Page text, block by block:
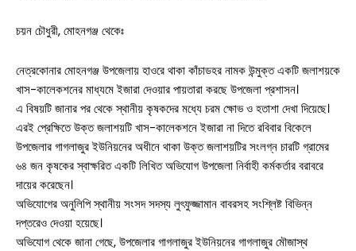
চয়ন চৌধুরী, মোহনগঞ্জ থেকেঃ
নেত্রকোনার মোহনগঞ্জ উপজেলায় হাওরে থাকা কাঁচাডহর নামক উন্মুক্ত একটি জলাশয়কে
খাস-কালেকশনের মাধ্যমে ইজারা দেওয়ার পায়তারা করছে উপজেলা প্রশাসন।
এ বিষয়টি জানার পর থেকে স্থানীয় কৃষকদের মধ্যে চরম ক্ষোভ ও হতাশা দেখা দিয়েছে।
এরই প্রেক্ষিতে উক্ত জলাশয়টি খাস-কালেকশনে ইজারা না দিতে রবিবার বিকেলে
উপজেলার গাগলাজুর ইউনিয়নের অধীনে থাকা উক্ত জলাশয়টির সংলগ্ন চারটি গ্রামের
৬৪ জন কৃষকের স্বাক্ষরিত একটি লিখিত অভিযোগ উপজেলা নির্বাহী কর্মকর্তার বরাবরে
দায়ের করেছেন।
অভিযোগের অনুলিপি স্থানীয় সংসদ সদস্য লুৎফুজ্জামান বাবরসহ সংশ্লিষ্ট বিভিন্ন
দপ্তরেও দেওয়া হয়েছে।
অভিযোগ থেকে জানা গেছে, উপজেলার গাগলাজুর ইউনিয়নের গাগলাজুর মৌজাস্থ